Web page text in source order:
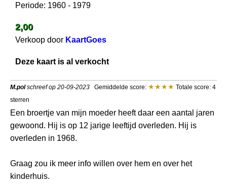
Periode: 1960 - 1979
2,00
Verkoop door KaartGoes
Deze kaart is al verkocht
M.polschreef op 20-09-2023 Gemiddelde score:
Totale score: 4
sterren
Een broertje van mijn moeder heeft daar een aantal jaren
gewoond. Hij is op 12 jarige leeftijd overleden. Hij is
overleden in 1968.
Graag zou ik meer info willen over hem en over het
kinderhuis.